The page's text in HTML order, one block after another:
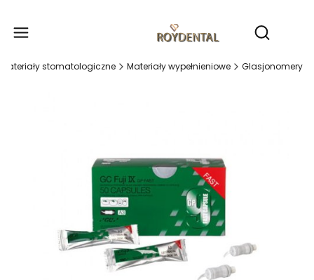
Otwórz
Materiały stomatologiczne Materiały wypełnieniowe Glasjonomery